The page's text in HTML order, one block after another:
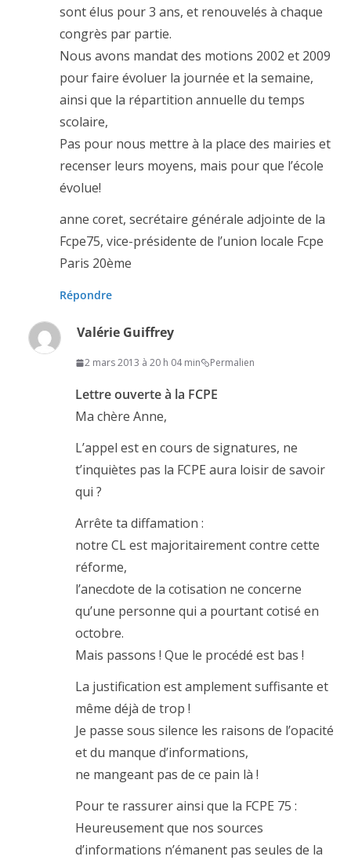
sont élus pour 3 ans, et renouvelés à chaque
congrès par partie.
Nous avons mandat des motions 2002 et 2009
pour faire évoluer la journée et la semaine,
ainsi que la répartition annuelle du temps
scolaire,
Pas pour nous mettre à la place des mairies et
recenser leurs moyens, mais pour que l’école
évolue!
anne coret, secrétaire générale adjointe de la
Fcpe75, vice-présidente de l’union locale Fcpe
Paris 20ème
Répondre
Valérie Guiffrey
2 mars 2013 à 20 h 04 min Permalien
Lettre ouverte à la FCPE
Ma chère Anne,
L’appel est en cours de signatures, ne
t’inquiètes pas la FCPE aura loisir de savoir
qui ?
Arrête ta diffamation :
notre CL est majoritairement contre cette
réforme,
l’anecdote de la cotisation ne concerne
qu’une personne qui a pourtant cotisé en
octobre.
Mais passons ! Que le procédé est bas !
La justification est amplement suffisante et
même déjà de trop !
Je passe sous silence les raisons de l’opacité
et du manque d’informations,
ne mangeant pas de ce pain là !
Pour te rassurer ainsi que la FCPE 75 :
Heureusement que nos sources
d’informations n’émanent pas seules de la